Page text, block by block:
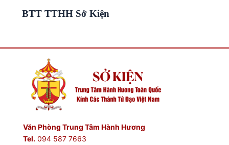
BTT TTHH Sở Kiện
Văn Phòng Trung Tâm Hành Hương
Tel. 094 587 7663